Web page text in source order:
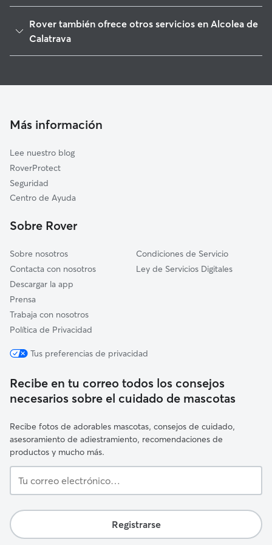
Ciudad Real
Miguelturra
Ballesteros de Calatrava
Fernán Caballero
Pozuelo de Calatrava
Carrión de Calatrava
Rover también ofrece otros servicios en Alcolea de
Calatrava
Cuidadores a domicilio en Alcolea-De-Calatrava
Más información
Lee nuestro blog
RoverProtect
Seguridad
Centro de Ayuda
Sobre Rover
Sobre nosotros
Contacta con nosotros
Descargar la app
Prensa
Trabaja con nosotros
Política de Privacidad
Condiciones de Servicio
Ley de Servicios Digitales
Tus preferencias de privacidad
Recibe en tu correo todos los consejos
necesarios sobre el cuidado de mascotas
Recibe fotos de adorables mascotas, consejos de cuidado,
asesoramiento de adiestramiento, recomendaciones de
productos y mucho más.
correo
Registrarse